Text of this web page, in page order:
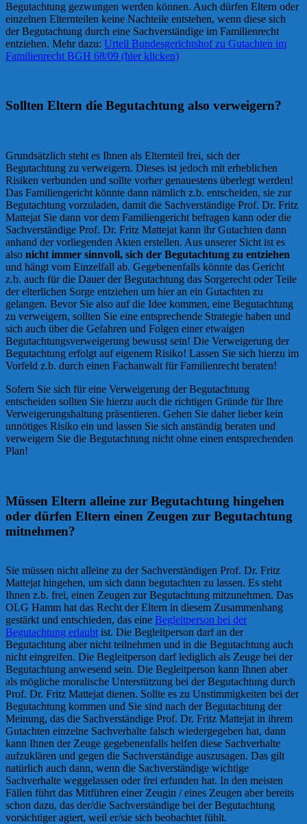
Begutachtung gezwungen werden können. Auch dürfen Eltern oder
einzelnen Elternteilen keine Nachteile entstehen, wenn diese sich
der Begutachtung durch eine Sachverständige im Familienrecht
entziehen. Mehr dazu: Urteil Bundesgerichtshof zu Gutachten im
Familienrecht BGH 68/09 (hier klicken)
Sollten Eltern die Begutachtung also verweigern?
Grundsätzlich steht es Ihnen als Elternteil frei, sich der
Begutachtung zu verweigern. Dieses ist jedoch mit erheblichen
Risiken verbunden und sollte vorher genauestens überlegt werden!
Das Familiengericht könnte dann nämlich z.b. entscheiden, sie zur
Begutachtung vorzuladen, damit die Sachverständige Prof. Dr. Fritz
Mattejat Sie dann vor dem Familiengericht befragen kann oder die
Sachverständige Prof. Dr. Fritz Mattejat kann ihr Gutachten dann
anhand der vorliegenden Akten erstellen. Aus unserer Sicht ist es
also nicht immer sinnvoll, sich der Begutachtung zu entziehen
und hängt vom Einzelfall ab. Gegebenenfalls könnte das Gericht
z.b. auch für die Dauer der Begutachtung das Sorgerecht oder Teile
der elterlichen Sorge entziehen um hier an ein Gutachten zu
gelangen. Bevor Sie also auf die Idee kommen, eine Begutachtung
zu verweigern, sollten Sie eine entsprechende Strategie haben und
sich auch über die Gefahren und Folgen einer etwaigen
Begutachtungsverweigerung bewusst sein! Die Verweigerung der
Begutachtung erfolgt auf eigenem Risiko! Lassen Sie sich hierzu im
Vorfeld z.b. durch einen Fachanwalt für Familienrecht beraten!
Sofern Sie sich für eine Verweigerung der Begutachtung
entscheiden sollten Sie hierzu auch die richtigen Gründe für Ihre
Verweigerungshaltung präsentieren. Gehen Sie daher lieber kein
unnötiges Risiko ein und lassen Sie sich anständig beraten und
verweigern Sie die Begutachtung nicht ohne einen entsprechenden
Plan!
Müssen Eltern alleine zur Begutachtung hingehen
oder dürfen Eltern einen Zeugen zur Begutachtung
mitnehmen?
Sie müssen nicht alleine zu der Sachverständigen Prof. Dr. Fritz
Mattejat hingehen, um sich dann begutachten zu lassen. Es steht
Ihnen z.b. frei, einen Zeugen zur Begutachtung mitzunehmen. Das
OLG Hamm hat das Recht der Eltern in diesem Zusammenhang
gestärkt und entschieden, das eine Begleitperson bei der
Begutachtung erlaubt ist. Die Begleitperson darf an der
Begutachtung aber nicht teilnehmen und in die Begutachtung auch
nicht eingreifen. Die Begleitperson darf lediglich als Zeuge bei der
Begutachtung anwesend sein. Die Begleitperson kann Ihnen aber
als mögliche moralische Unterstützung bei der Begutachtung durch
Prof. Dr. Fritz Mattejat dienen. Sollte es zu Unstimmigkeiten bei der
Begutachtung kommen und Sie sind nach der Begutachtung der
Meinung, das die Sachverständige Prof. Dr. Fritz Mattejat in ihrem
Gutachten einzelne Sachverhalte falsch wiedergegeben hat, dann
kann Ihnen der Zeuge gegebenenfalls helfen diese Sachverhalte
aufzuklären und gegen die Sachverständige auszusagen. Das gilt
natürlich auch dann, wenn die Sachverständige wichtige
Sachverhalte weggelassen oder frei erfunden hat. In den meisten
Fällen führt das Mitführen einer Zeugin / eines Zeugen aber bereits
schon dazu, das der/die Sachverständige bei der Begutachtung
vorsichtiger agiert, weil er/sie sich beobachtet fühlt.